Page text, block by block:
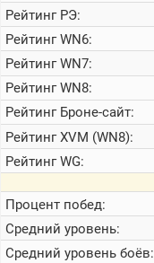
Информация
Онлайн
Цветовая
шкала
Теlegram
ВК
Портал
Мира
Танков
РейтингРЭ:
РейтингWN6:
РейтингWN7:
РейтингWN8:
РейтингБроне-сайт:
РейтингXVM (WN8):
РейтингWG:
Процент побед:
Средний уровень:
Средний уровень боёв: